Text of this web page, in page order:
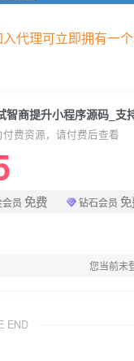
代理可立即拥有一
智商提升小程序源码_支
付费资源，请付费后查看
员 免费 钻石会员
您当前未
END